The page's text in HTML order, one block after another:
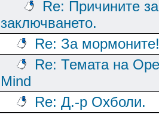
Re: Причините за
заключването.
Re: За мормоните!
Re: Темата на
Mind
Re: Д.-р Охболи.